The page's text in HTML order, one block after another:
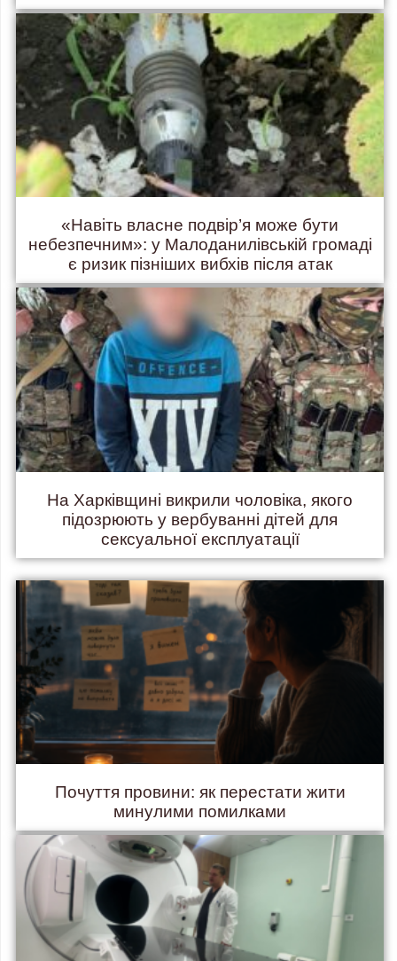
«Навіть власне подвір’я може бути
небезпечним»: у Малоданилівській громаді
є ризик пізніших вибхів після атак
На Харківщині викрили чоловіка, якого
підозрюють у вербуванні дітей для
сексуальної експлуатації
Почуття провини: як перестати жити
минулими помилками